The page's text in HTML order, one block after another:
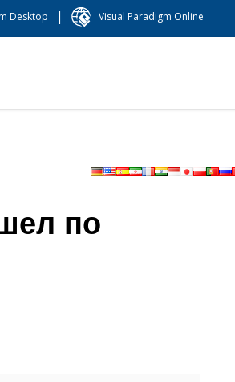
Desktop | Visual Paradigm Online
по